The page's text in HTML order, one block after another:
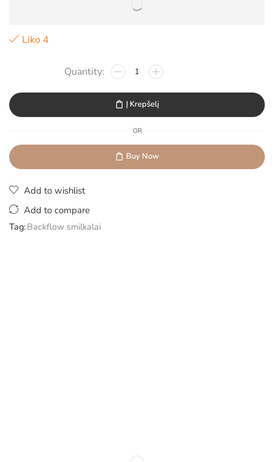
Liko 4
Į Krepšelį
OR
Buy Now
Add to wishlist
Add to compare
Tag:Backflow smilkalai